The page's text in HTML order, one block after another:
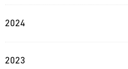
2024
2023